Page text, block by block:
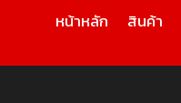
หน้าหลัก สินค้า